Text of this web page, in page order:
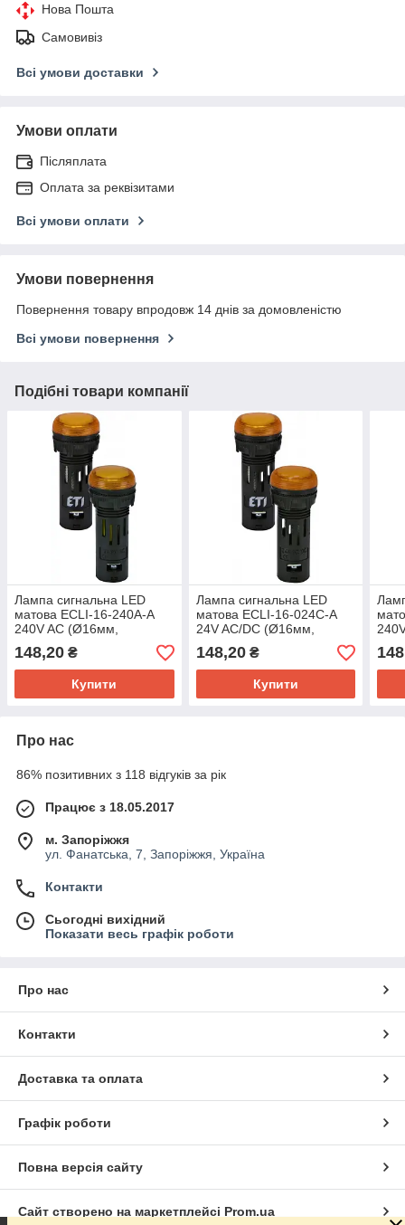
Нова Пошта
Самовивіз
Всі умови доставки
Умови оплати
Післяплата
Оплата за реквізитами
Всі умови оплати
Умови повернення
Повернення товару впродовж 14 днів за домовленістю
Всі умови повернення
Подібні товари компанії
Лампа сигнальна LED
матова ECLI-16-240A-A
240V AC (Ø16мм,
помаранчева)
148,20 ₴
Купити
Лампа сигнальна LED
матова ECLI-16-024C-A
24V AC/DC (Ø16мм,
помаранчева)
148,20₴
Купити
Про нас
86% позитивних з 118 відгуків за рік
Працює з 18.05.2017
м. Запоріжжя
ул. Фанатська, 7, Запоріжжя, Україна
Контакти
Сьогодні вихідний
Показати весь графік роботи
Про нас
Контакти
Доставка та оплата
Графік роботи
Повна версія сайту
Сайт створено на маркетплейсі Prom.ua